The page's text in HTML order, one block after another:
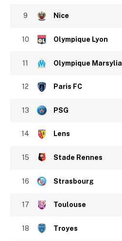
9 Nice
10 Olympique Lyon
11 Olympique Marsylia
12 Paris FC
13 PSG
14 Lens
15 Stade Rennes
16 Strasbourg
17 Toulouse
18 Troyes